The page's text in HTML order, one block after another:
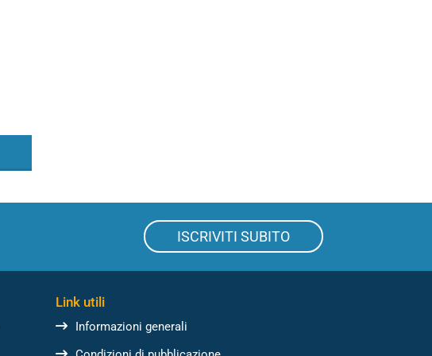
ISCRIVITI SUBITO
Link utili
Informazioni generali